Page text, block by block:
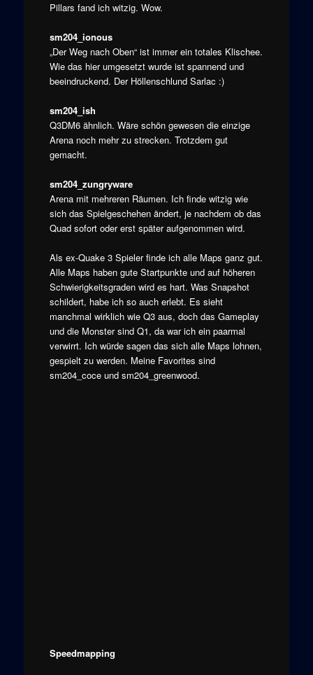
Pillars fand ich witzig. Wow.
sm204_ionous
„Der Weg nach Oben“ ist immer ein totales Klischee.
Wie das hier umgesetzt wurde ist spannend und
beeindruckend. Der Höllenschlund Sarlac :)
sm204_ish
Q3DM6 ähnlich. Wäre schön gewesen die einzige
Arena noch mehr zu strecken. Trotzdem gut
gemacht.
sm204_zungryware
Arena mit mehreren Räumen. Ich finde witzig wie
sich das Spielgeschehen ändert, je nachdem ob das
Quad sofort oder erst später aufgenommen wird.
Als ex-Quake 3 Spieler finde ich alle Maps ganz gut.
Alle Maps haben gute Startpunkte und auf höheren
Schwierigkeitsgraden wird es hart. Was Snapshot
schildert, habe ich so auch erlebt. Es sieht
manchmal wirklich wie Q3 aus, doch das Gameplay
und die Monster sind Q1, da war ich ein paarmal
verwirrt. Ich würde sagen das sich alle Maps lohnen,
gespielt zu werden. Meine Favorites sind
sm204_coce und sm204_greenwood.
Speedmapping